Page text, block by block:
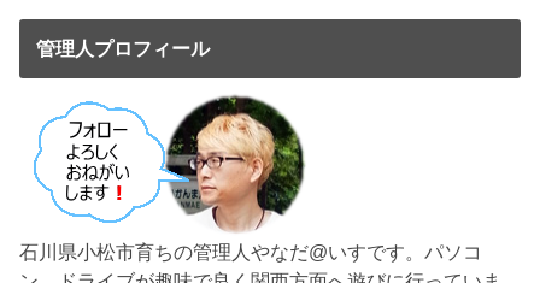
管理人プロフィール
石川県小松市育ちの管理人やなだ@いすです。パソコ